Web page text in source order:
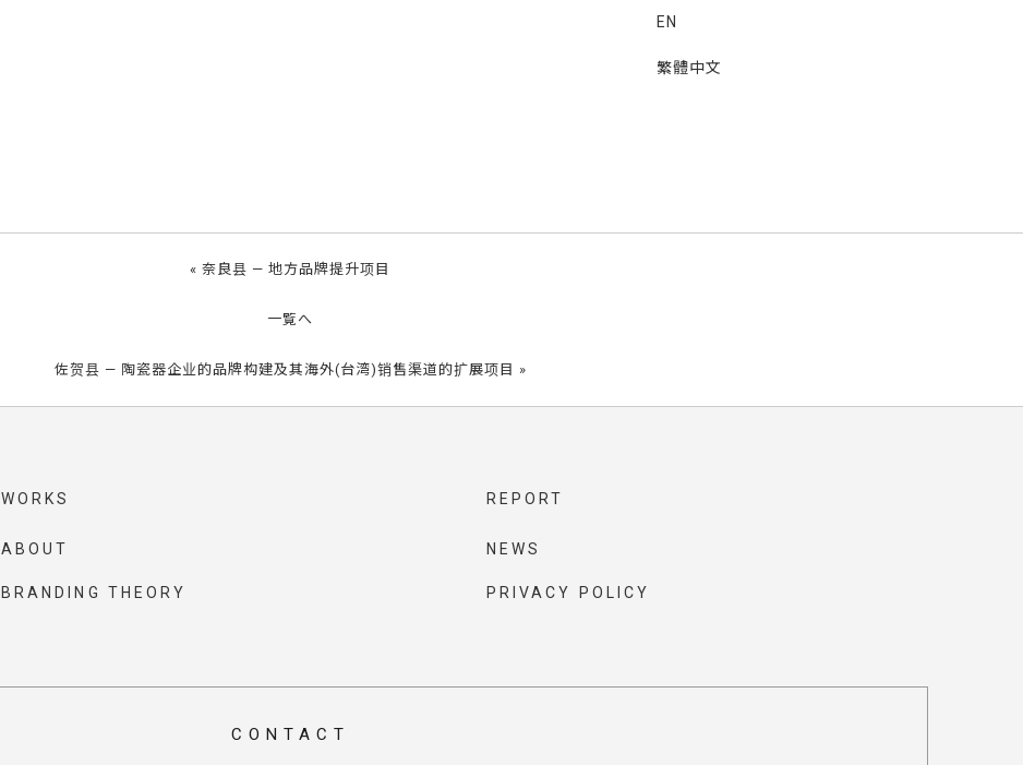
EN
繁體中文
« 奈良县 — 地方品牌提升项目
一覧へ
佐贺县 — 陶瓷器企业的品牌构建及其海外(台湾)销售渠道的扩展项目 »
WORKS
ABOUT
BRANDING THEORY
REPORT
NEWS
PRIVACY POLICY
CONTACT